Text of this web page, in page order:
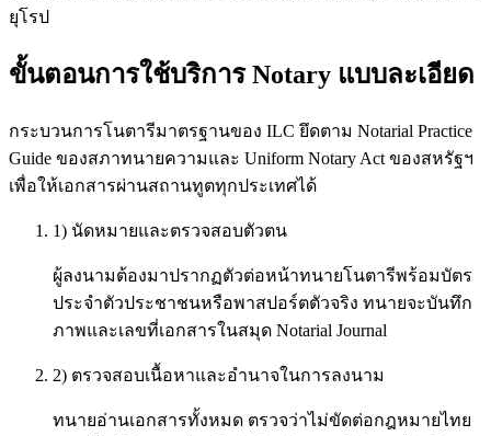
ยุโรป
ขั้นตอนการใช้บริการ Notary แบบละเอียด
กระบวนการโนตารีมาตรฐานของ ILC ยึดตาม Notarial Practice
Guide ของสภาทนายความและ Uniform Notary Act ของสหรัฐฯ
เพื่อให้เอกสารผ่านสถานทูตทุกประเทศได้
1) นัดหมายและตรวจสอบตัวตน
ผู้ลงนามต้องมาปรากฏตัวต่อหน้าทนายโนตารีพร้อมบัตร
ประจำตัวประชาชนหรือพาสปอร์ตตัวจริง ทนายจะบันทึก
ภาพและเลขที่เอกสารในสมุด Notarial Journal
2) ตรวจสอบเนื้อหาและอำนาจในการลงนาม
ทนายอ่านเอกสารทั้งหมด ตรวจว่าไม่ขัดต่อกฎหมายไทย